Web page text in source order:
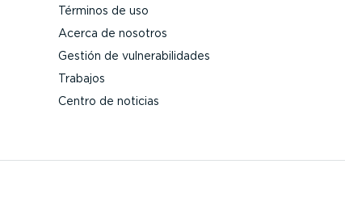
Términos de uso
Acerca de nosotros
Gestión de vulne­ra­bi­li­dades
Trabajos
Centro de noticias